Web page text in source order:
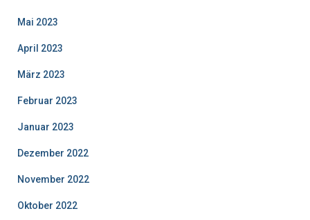
Mai 2023
April 2023
März 2023
Februar 2023
Januar 2023
Dezember 2022
November 2022
Oktober 2022